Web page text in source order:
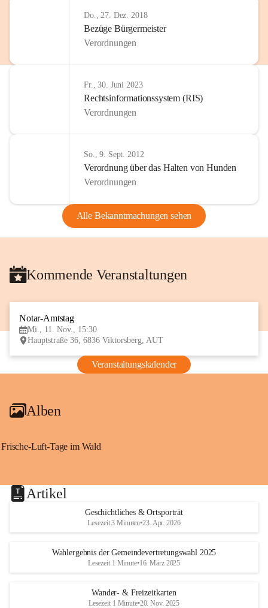
Do., 27. Dez. 2018
Bezüge Bürgermeister
Verordnungen
Fr., 30. Juni 2023
Rechtsinformationssystem (RIS)
Verordnungen
So., 9. Sept. 2012
Verordnung über das Halten von Hunden
Verordnungen
Alle Bekanntmachungen sehen
Kommende Veranstaltungen
Notar-Amtstag
Mi., 11. Nov., 15:30
Hauptstraße 36, 6836 Viktorsberg, AUT
Veranstaltungskalender
Alben
Frische-Luft-Tage im Wald
Artikel
Geschichtliches & Ortsporträt
Lesezeit 3 Minuten•23. Apr. 2026
Wahlergebnis der Gemeindevertretungswahl 2025
Lesezeit 1 Minute•16. März 2025
Wander- & Freizeitkarten
Lesezeit 1 Minute•20. Nov. 2025